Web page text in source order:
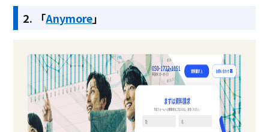
2. 「Anymore」